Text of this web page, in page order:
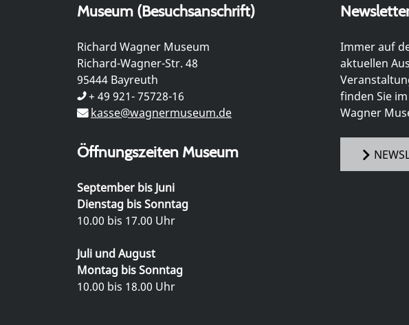
Museum (Besuchsanschrift)
Richard Wagner Museum
Richard-Wagner-Str. 48
95444 Bayreuth
+ 49 921- 75728-16
kasse@wagnermuseum.de
Öffnungszeiten Museum
September bis Juni
Dienstag bis Sonntag
10.00 bis 17.00 Uhr
Juli und August
Montag bis Sonntag
10.00 bis 18.00 Uhr
Immer auf
aktuellen
finden Sie
Wagner